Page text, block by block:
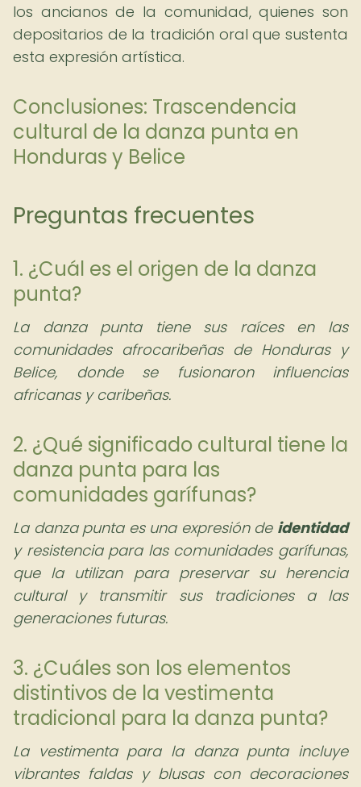
los ancianos de la comunidad, quienes son
depositarios de la tradición oral que sustenta
esta expresión artística.
Conclusiones: Trascendencia
cultural de la danza punta en
Honduras y Belice
Preguntas frecuentes
1. ¿Cuál es el origen de la danza
punta?
La danza punta tiene sus raíces en las
comunidades afrocaribeñas de Honduras y
Belice, donde se fusionaron influencias
africanas y caribeñas.
2. ¿Qué significado cultural tiene la
danza punta para las
comunidades garífunas?
La danza punta es una expresión de identidad
y resistencia para las comunidades garífunas,
que la utilizan para preservar su herencia
cultural y transmitir sus tradiciones a las
generaciones futuras.
3. ¿Cuáles son los elementos
distintivos de la vestimenta
tradicional para la danza punta?
La vestimenta para la danza punta incluye
vibrantes faldas y blusas con decoraciones